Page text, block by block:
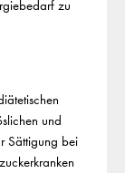
zu
und
Sättigung bei